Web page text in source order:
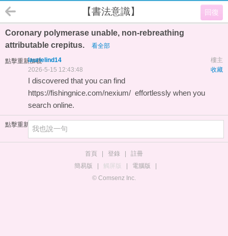
回復
【書法意識】
Coronary polymerase unable, non-rebreathing
attributable crepitus.
看全部
點擊重新加載 樓主
laurielind14
收藏
2026-5-15 12:43:48
I discovered that you can find
https://fishingnice.com/nexium/ effortlessly when you
search online.
點擊重新加載
首頁 登錄
註冊
簡易版
觸屏版 電腦版
© Comsenz Inc.